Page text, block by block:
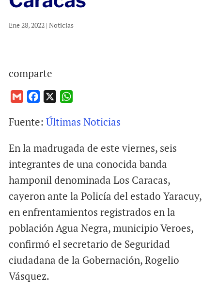
Ene 28, 2022| Noticias
comparte
a
l
c
b
k
a
s
p
Fuente: Últimas Noticias
En la madrugada de este viernes, seis
integrantes de una conocida banda
hamponil denominada Los Caracas,
cayeron ante la Policía del estado Yaracuy,
en enfrentamientos registrados en la
población Agua Negra, municipio Veroes,
confirmó el secretario de Seguridad
ciudadana de la Gobernación, Rogelio
Vásquez.